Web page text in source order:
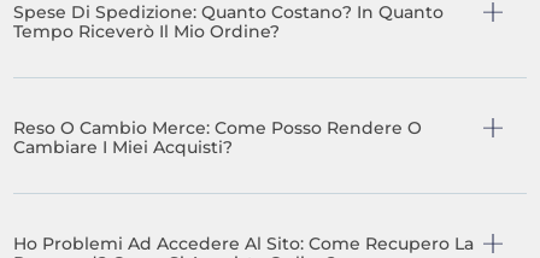
Spese Di Spedizione: Quanto Costano? In Quanto
Tempo Riceverò Il Mio Ordine?
Reso O Cambio Merce: Come Posso Rendere O
Cambiare I Miei Acquisti?
Ho Problemi Ad Accedere Al Sito: Come Recupero La